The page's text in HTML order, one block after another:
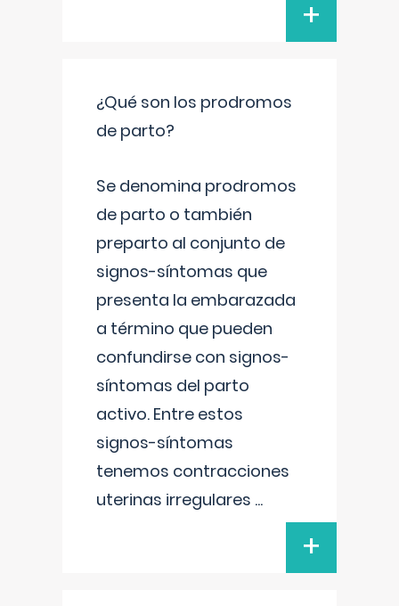
+
¿Qué son los prodromos
de parto?
Se denomina prodromos
de parto o también
preparto al conjunto de
signos-síntomas que
presenta la embarazada
a término que pueden
confundirse con signos-
síntomas del parto
activo. Entre estos
signos-síntomas
tenemos contracciones
uterinas irregulares ...
+